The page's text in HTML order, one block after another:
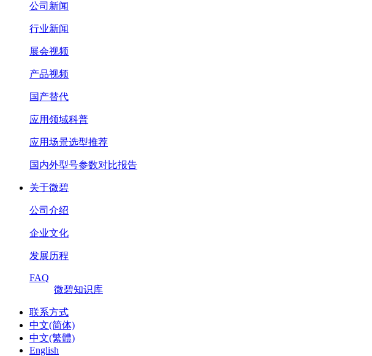
公司新闻
行业新闻
展会视频
产品视频
国产替代
应用领域科普
应用场景选型推荐
国内外型号参数对比报告
关于微碧
公司介绍
企业文化
发展历程
FAQ
微碧知识库
联系方式
中文(简体)
中文(繁體)
English